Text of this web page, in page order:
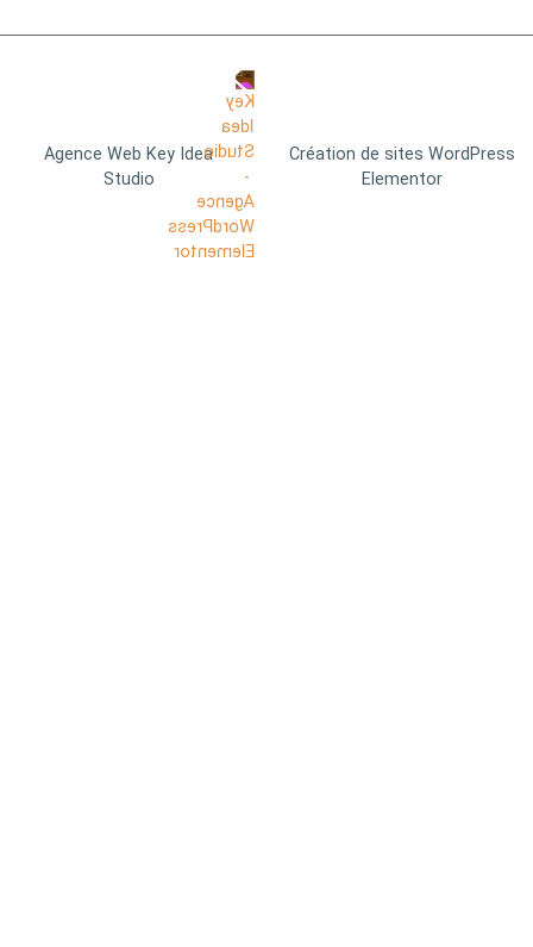
Agence Web Key Idea
Studio
Création de sites WordPress
Elementor